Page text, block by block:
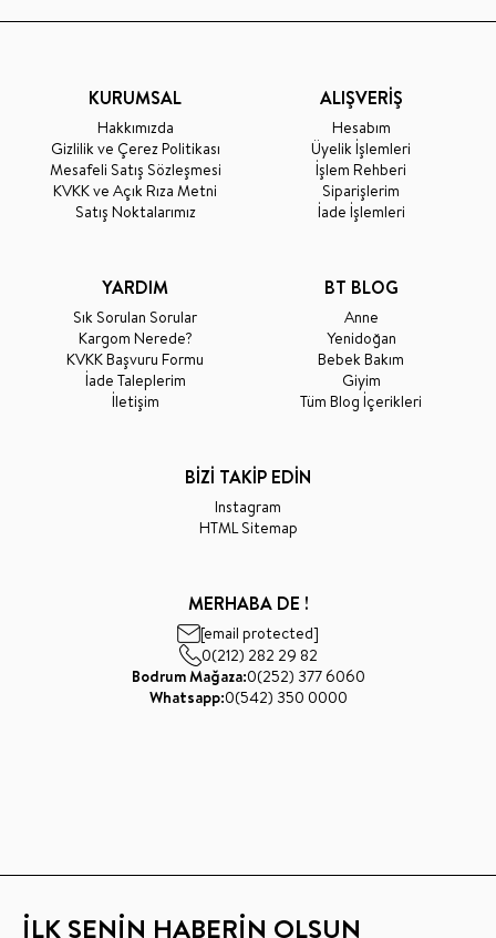
KURUMSAL
Hakkımızda
Gizlilik ve Çerez Politikası
Mesafeli Satış Sözleşmesi
KVKK ve Açık Rıza Metni
Satış Noktalarımız
ALIŞVERİŞ
Hesabım
Üyelik İşlemleri
İşlem Rehberi
Siparişlerim
İade İşlemleri
YARDIM
Sık Sorulan Sorular
Kargom Nerede?
KVKK Başvuru Formu
İade Taleplerim
İletişim
BT BLOG
Anne
Yenidoğan
Bebek Bakım
Giyim
Tüm Blog İçerikleri
BİZİ TAKİP EDİN
Instagram
HTML Sitemap
MERHABA DE !
[email protected]
0(212) 282 29 82
Bodrum Mağaza:0(252) 377 6060
Whatsapp:0(542) 350 0000
İLK SENİN HABERİN OLSUN